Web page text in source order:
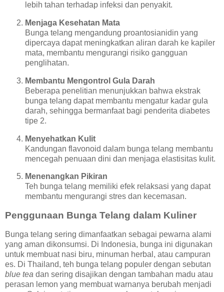
lebih tahan terhadap infeksi dan penyakit.
Menjaga Kesehatan Mata
Bunga telang mengandung proantosianidin yang
dipercaya dapat meningkatkan aliran darah ke kapiler
mata, membantu mengurangi risiko gangguan
penglihatan.
Membantu Mengontrol Gula Darah
Beberapa penelitian menunjukkan bahwa ekstrak
bunga telang dapat membantu mengatur kadar gula
darah, sehingga bermanfaat bagi penderita diabetes
tipe 2.
Menyehatkan Kulit
Kandungan flavonoid dalam bunga telang membantu
mencegah penuaan dini dan menjaga elastisitas kulit.
Menenangkan Pikiran
Teh bunga telang memiliki efek relaksasi yang dapat
membantu mengurangi stres dan kecemasan.
Penggunaan Bunga Telang dalam Kuliner
Bunga telang sering dimanfaatkan sebagai pewarna alami
yang aman dikonsumsi. Di Indonesia, bunga ini digunakan
untuk membuat nasi biru, minuman herbal, atau campuran
es. Di Thailand, teh bunga telang populer dengan sebutan
blue tea dan sering disajikan dengan tambahan madu atau
perasan lemon yang membuat warnanya berubah menjadi